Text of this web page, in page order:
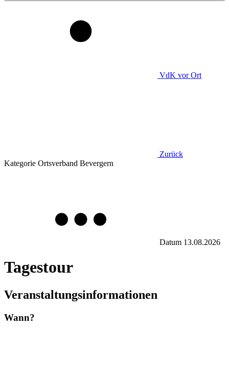
VdK vor Ort
Zurück
Kategorie Ortsverband Bevergern
Datum 13.08.2026
Tagestour
Veranstaltungsinformationen
Wann?